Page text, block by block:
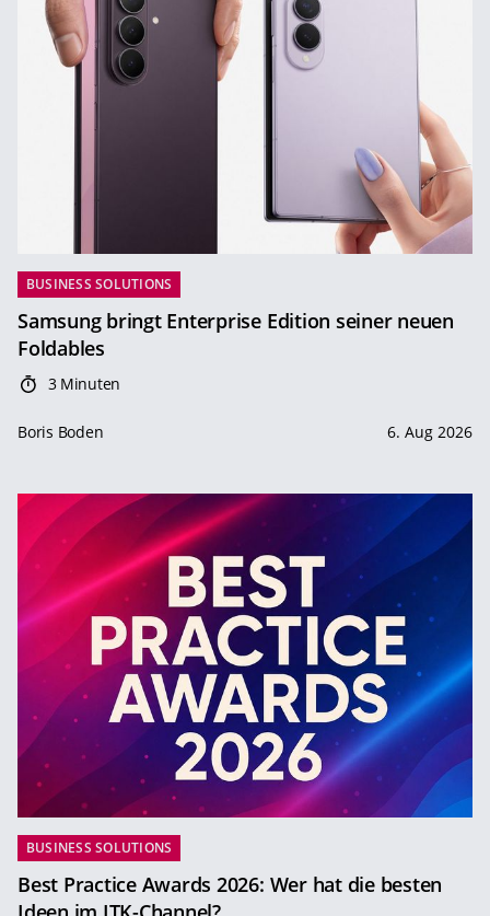
BUSINESS SOLUTIONS
Samsung bringt Enterprise Edition seiner neuen
Foldables
3 Minuten
Boris Boden 6. Aug 2026
BUSINESS SOLUTIONS
Best Practice Awards 2026: Wer hat die besten